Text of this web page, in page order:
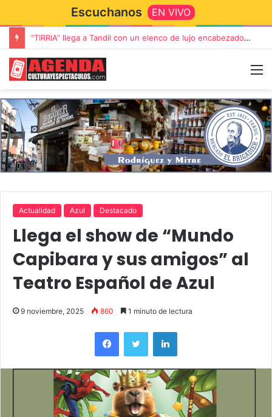
Escuchanos EN VIVO
“TIRRIA” llega a Tandil con un elenco de lujo encabezado por Capusotto, Spregelburd y Stefani
Actualidad Azul Destacado
Llega el show de “Mundo
Capibara y sus amigos” al
Teatro Español de Azul
9 noviembre, 2025 860 1 minuto de lectura